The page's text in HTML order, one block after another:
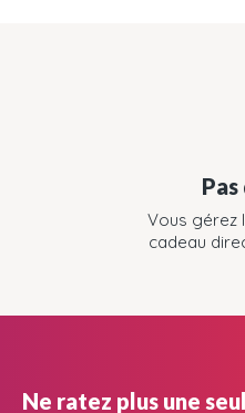
Vous gérez
cadeau
Ne ratez plus une